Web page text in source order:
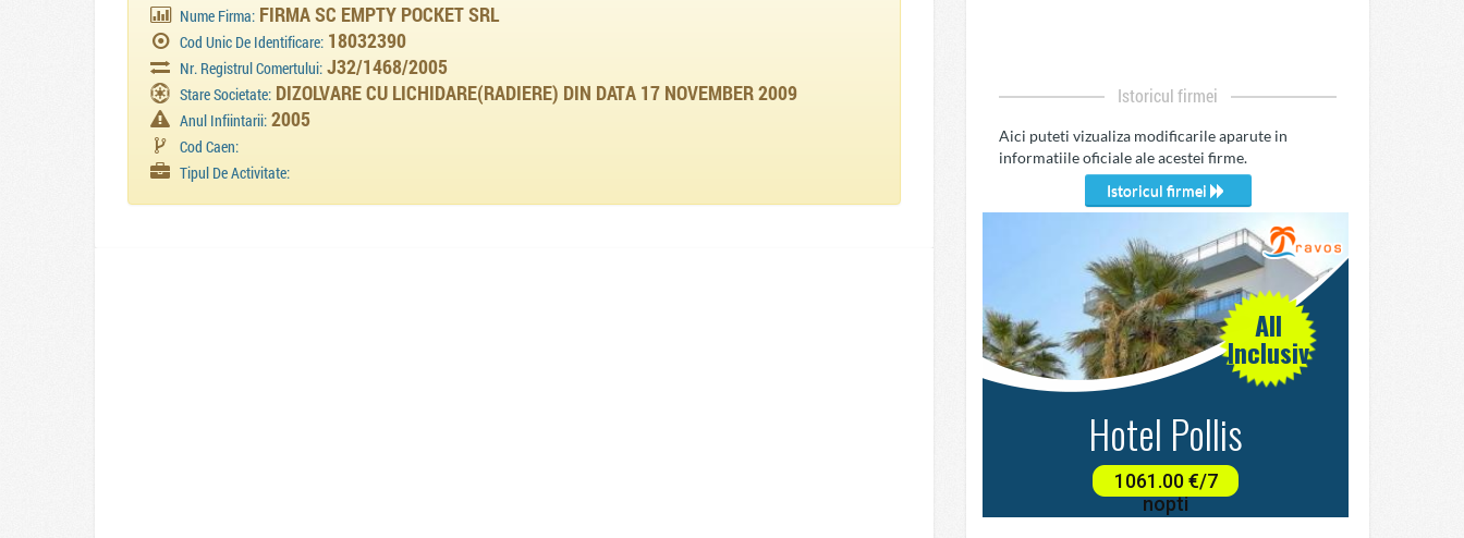
Nume Firma: FIRMA SC EMPTY POCKET SRL
Cod Unic De Identificare: 18032390
Nr. Registrul Comertului: J32/1468/2005
Stare Societate: DIZOLVARE CU LICHIDARE(RADIERE) DIN DATA 17 NOVEMBER 2009
Anul Infiintarii: 2005
Cod Caen:
Tipul De Activitate:
Istoricul firmei
Aici puteti vizualiza modificarile aparute in
informatiile oficiale ale acestei firme.
Istoricul firmei